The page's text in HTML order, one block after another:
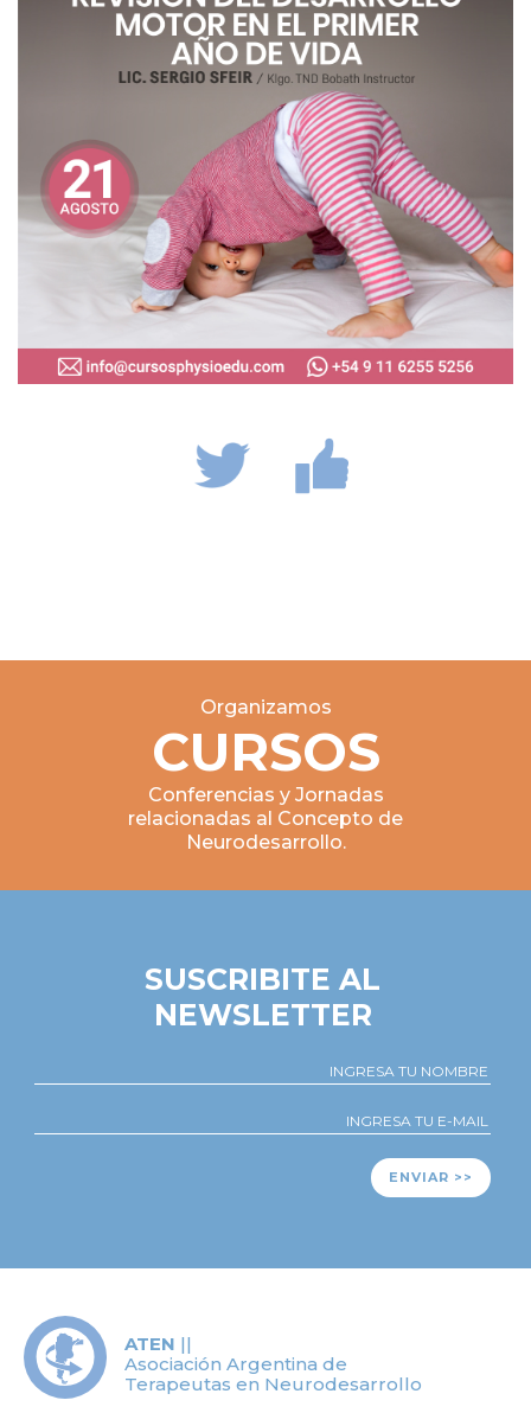
Organizamos
CURSOS
Conferencias y Jornadas
relacionadas al Concepto de
Neurodesarrollo.
SUSCRIBITE AL
NEWSLETTER
ENVIAR >>
ATEN ||
Asociación Argentina de
Terapeutas en Neurodesarrollo